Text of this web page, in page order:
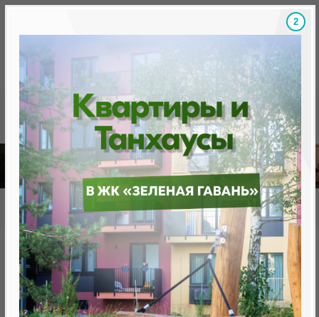
Скидки на новостройки, бонусы Готовые
Главная База новостроек Минска «Минск Мир»
19.8 "Салоники", квартал "Южная Европа"
19.8 "Салоники", квартал
"Южная Европа"
от 0 BYN (0 USD)
1